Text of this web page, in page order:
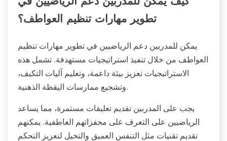
تطوير مهارات تنظيم العواطف؟
يمكن للمدربين دعم الرياضيين في تطوير مهارات تنظيم
العواطف من خلال تنفيذ استراتيجيات مستهدفة. تشمل هذه
الاستراتيجيات تعزيز بيئة داعمة، وتعليم آليات التكيف،
وتشجيع ممارسات اليقظة الذهنية.
يجب على المدربين تقديم تعليقات مستمرة، مما يساعد
الرياضيين على التعرف على محفزاتهم العاطفية. يمكنهم
تقديم تقنيات مثل التنفس العميق والتخيل لتعزيز التحكم